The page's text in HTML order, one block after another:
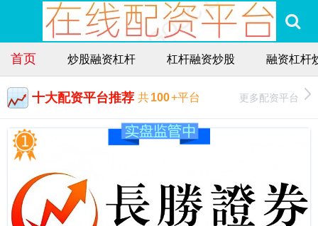
首页 炒股融资杠杆 杠杆融资炒股 融资杠杆
十大配资平台推荐 共100+平台 更多配资平台